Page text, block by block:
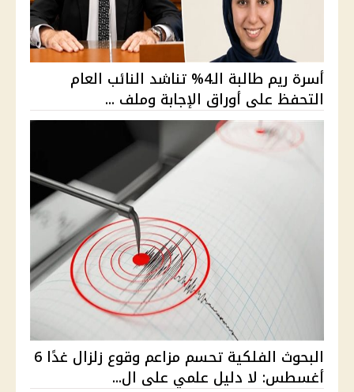
أسرة ريم طالبة الـ4% تناشد النائب العام
التحفظ على أوراق الإجابة وملف ...
البحوث الفلكية تحسم مزاعم وقوع زلزال غدًا 6
أغسطس: لا دليل علمي على ال...